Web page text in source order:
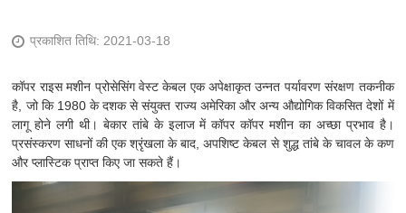
प्रकाशित तिथि: 2021-03-18
कॉपर राइस मशीन प्रोसेसिंग वेस्ट केबल एक अपेक्षाकृत उन्नत पर्यावरण संरक्षण तकनीक
है, जो कि 1980 के दशक से संयुक्त राज्य अमेरिका और अन्य औद्योगिक विकसित देशों में
लागू होने लगी थी। बेकार तांबे के इलाज में कॉपर कॉपर मशीन का अच्छा प्रभाव है।
प्रसंस्करण साधनों की एक श्रृंखला के बाद, अपशिष्ट केबल से शुद्ध तांबे के चावल के कण
और प्लास्टिक प्राप्त किए जा सकते हैं।